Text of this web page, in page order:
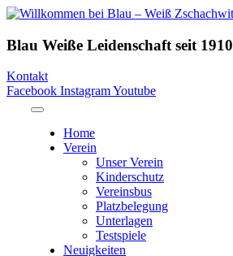
Blau Weiße Leidenschaft seit 1910
Kontakt
Facebook InstagramYoutube
Home
Verein
Unser Verein
Kinderschutz
Vereinsbus
Platzbelegung
Unterlagen
Testspiele
Neuigkeiten